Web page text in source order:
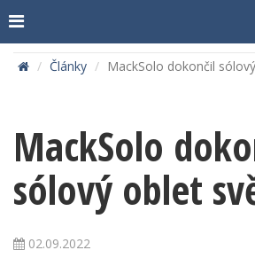
Články MackSolo dokončil
MackSolo
sólový oblet
02.09.2022